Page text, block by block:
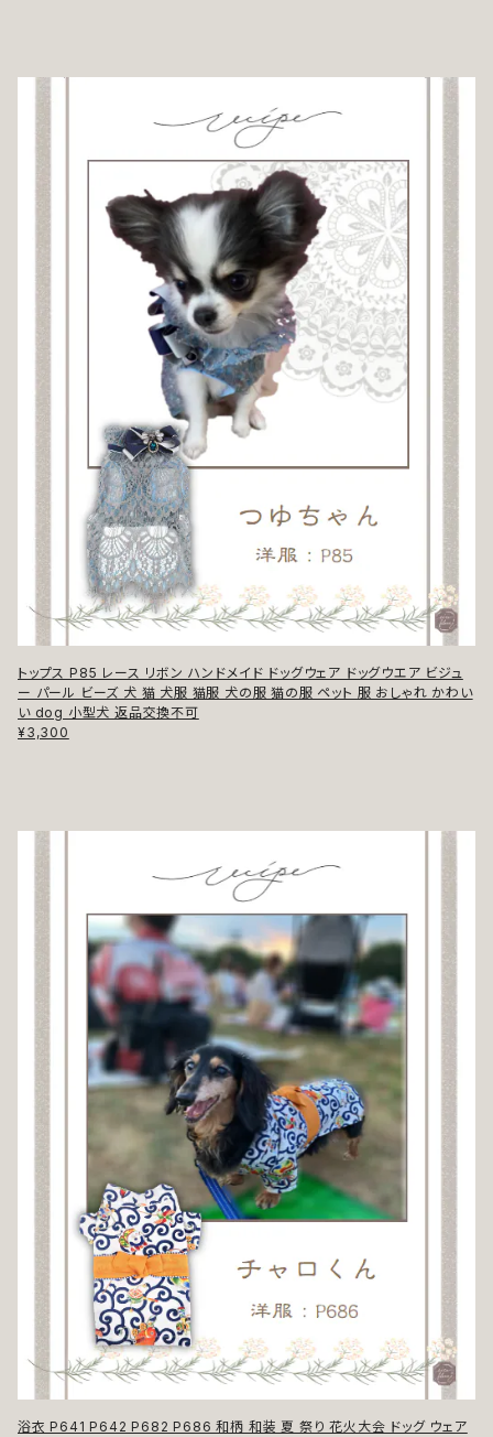
トップス P85 レース リボン ハンドメイド ドッグウェア ドッグウエア ビジュ
ー パール ビーズ 犬 猫 犬服 猫服 犬の服 猫の服 ペット 服 おしゃれ かわい
い dog 小型犬 返品交換不可
¥3,300
浴衣 P641 P642 P682 P686 和柄 和装 夏 祭り 花火大会 ドッグ ウェア